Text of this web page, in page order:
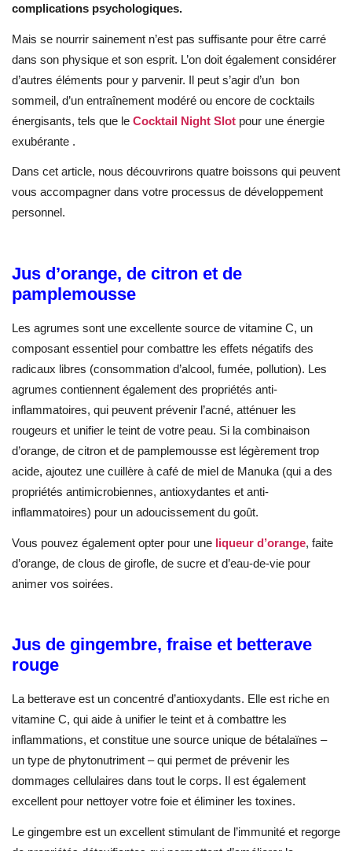
complications psychologiques.
Mais se nourrir sainement n’est pas suffisante pour être carré
dans son physique et son esprit. L’on doit également considérer
d’autres éléments pour y parvenir. Il peut s’agir d’un bon
sommeil, d’un entraînement modéré ou encore de cocktails
énergisants, tels que le Cocktail Night Slot pour une énergie
exubérante .
Dans cet article, nous découvrirons quatre boissons qui peuvent
vous accompagner dans votre processus de développement
personnel.
Jus d’orange, de citron et de
pamplemousse
Les agrumes sont une excellente source de vitamine C, un
composant essentiel pour combattre les effets négatifs des
radicaux libres (consommation d’alcool, fumée, pollution). Les
agrumes contiennent également des propriétés anti-
inflammatoires, qui peuvent prévenir l’acné, atténuer les
rougeurs et unifier le teint de votre peau. Si la combinaison
d’orange, de citron et de pamplemousse est légèrement trop
acide, ajoutez une cuillère à café de miel de Manuka (qui a des
propriétés antimicrobiennes, antioxydantes et anti-
inflammatoires) pour un adoucissement du goût.
Vous pouvez également opter pour une liqueur d’orange, faite
d’orange, de clous de girofle, de sucre et d’eau-de-vie pour
animer vos soirées.
Jus de gingembre, fraise et betterave
rouge
La betterave est un concentré d’antioxydants. Elle est riche en
vitamine C, qui aide à unifier le teint et à combattre les
inflammations, et constitue une source unique de bétalaïnes –
un type de phytonutriment – qui permet de prévenir les
dommages cellulaires dans tout le corps. Il est également
excellent pour nettoyer votre foie et éliminer les toxines.
Le gingembre est un excellent stimulant de l’immunité et regorge